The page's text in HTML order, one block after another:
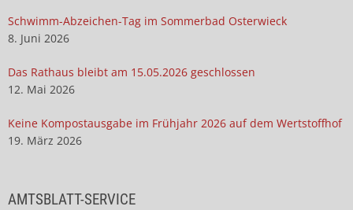
Schwimm-Abzeichen-Tag im Sommerbad Osterwieck
8. Juni 2026
Das Rathaus bleibt am 15.05.2026 geschlossen
12. Mai 2026
Keine Kompostausgabe im Frühjahr 2026 auf dem Wertstoffhof
19. März 2026
AMTSBLATT-SERVICE